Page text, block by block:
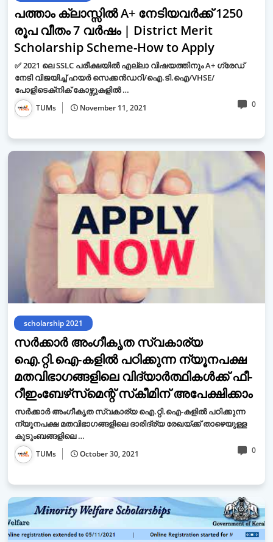
പത്താം ക്ലാസ്സിൽ A+ നേടിയവർക്ക് 1250
രൂപ വീതം 7 വർഷം | District Merit
Scholarship Scheme-How to Apply
✅ 2021 ലെ SSLC പരീക്ഷയിൽ എല്ലാ വിഷയത്തിനും A+ ഗ്രേഡ്
നേടി വിജയിച്ച് ഹയർ സെക്കൻഡറി/ഐ.ടി.ഐ/VHSE/
പോളിടെക്‌നിക് കോഴ്സുകളിൽ …
TUMs November 11, 2021 0
scholarship 2021
സർക്കാർ അംഗീകൃത സ്വകാര്യ
ഐ.റ്റി.ഐ-കളിൽ പഠിക്കുന്ന ന്യൂനപക്ഷ
മതവിഭാഗങ്ങളിലെ വിദ്യാർത്ഥികൾക്ക് ഫീ-
റീഇംബേഴ്‌സ്‌മെന്റ് സ്‌കീമിന് അപേക്ഷിക്കാം
സർക്കാർ അംഗീകൃത സ്വകാര്യ ഐ.റ്റി.ഐ-കളിൽ പഠിക്കുന്ന
ന്യൂനപക്ഷ മതവിഭാഗങ്ങളിലെ ദാരിദ്ര്യ രേഖയ്ക്ക് താഴെയുള്ള
കുടുംബങ്ങളിലെ …
TUMs October 30, 2021 0